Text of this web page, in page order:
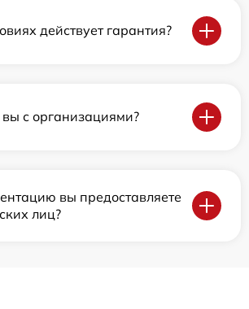
действует гарантия?
вы с организациями?
вы предоставляете
лиц?